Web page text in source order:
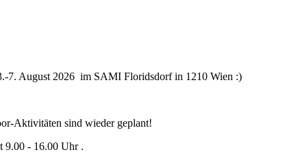
7. August 2026 im SAMI Floridsdorf in 1210 Wien :)
Aktivitäten sind wieder geplant!
9.00 - 16.00 Uhr .